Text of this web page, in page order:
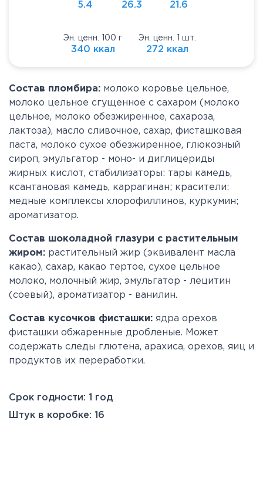
5.4 26.3 21.6
Эн. ценн. 100 г
340 ккал
Эн. ценн. 1 шт.
272 ккал
Состав пломбира: молоко коровье цельное,
молоко цельное сгущенное с сахаром (молоко
цельное, молоко обезжиренное, сахароза,
лактоза), масло сливочное, сахар, фисташковая
паста, молоко сухое обезжиренное, глюкозный
сироп, эмульгатор - моно- и диглицериды
жирных кислот, стабилизаторы: тары камедь,
ксантановая камедь, каррагинан; красители:
медные комплексы хлорофиллинов, куркумин;
ароматизатор.
Состав шоколадной глазури с растительным
жиром: растительный жир ( эквивалент масла
какао), сахар, какао тертое, сухое цельное
молоко, молочный жир, эмульгатор - лецитин
(соевый), ароматизатор - ванилин.
Состав кусочков фисташки: ядра орехов
фисташки обжаренные дробленые. Может
содержать следы глютена, арахиса, орехов, яиц и
продуктов их переработки.
Срок годности: 1 год
Штук в коробке: 16